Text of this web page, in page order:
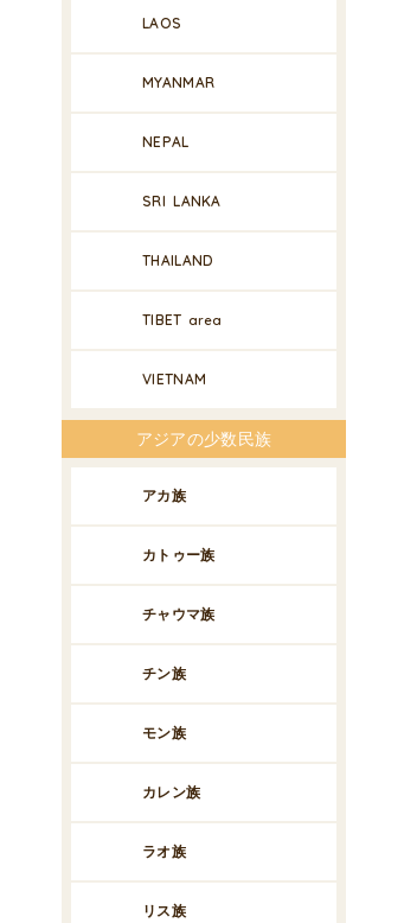
LAOS
MYANMAR
NEPAL
SRI LANKA
THAILAND
TIBET area
VIETNAM
アジアの少数民族
アカ族
カトゥー族
チャウマ族
チン族
モン族
カレン族
ラオ族
リス族